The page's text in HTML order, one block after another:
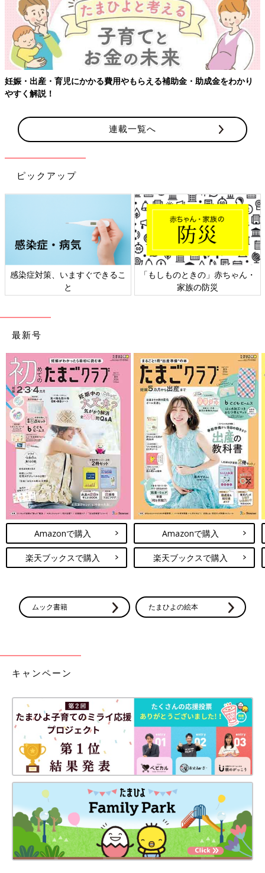
妊娠・出産・育児にかかる費用やもらえる補助金・助成金をわかり
やすく解説！
連載一覧へ
ピックアップ
感染症対策、いますぐできるこ
と
「もしものときの」赤ちゃん・
家族の防災
最新号
Amazonで購入
楽天ブックスで購入
Amazonで購入
楽天ブックスで購入
ムック書籍 たまひよの絵本
キャンペーン